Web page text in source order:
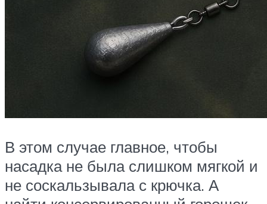
В этом случае главное, чтобы
насадка не была слишком мягкой и
не соскальзывала с крючка. А